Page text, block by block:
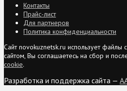
Контакты
Прайс-лист
Для партнеров
Политика конфиденциальности
Сайт novokuznetsk.ru использует
сайтом, Вы соглашаетесь на сбор и
cookie.
Разработка и поддержка сайта —